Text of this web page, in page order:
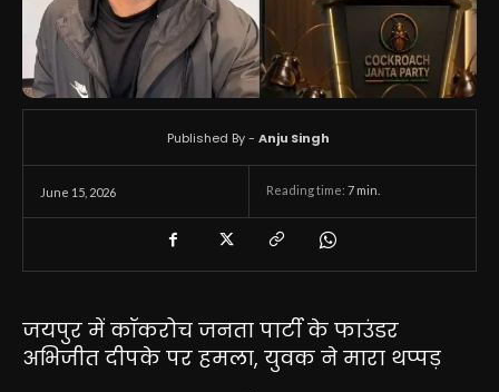
June 15, 2026 Reading time: 7 min.
Published By - Anju Singh
जयपुर में कॉकरोच जनता पार्टी के फाउंडर
अभिजीत दीपके पर हमला, युवक ने मारा थप्पड़